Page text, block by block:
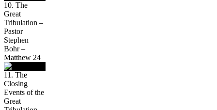
10. The
Great
Tribulation –
Pastor
Stephen
Bohr –
Matthew 24
11. The
Closing
Events of the
Great